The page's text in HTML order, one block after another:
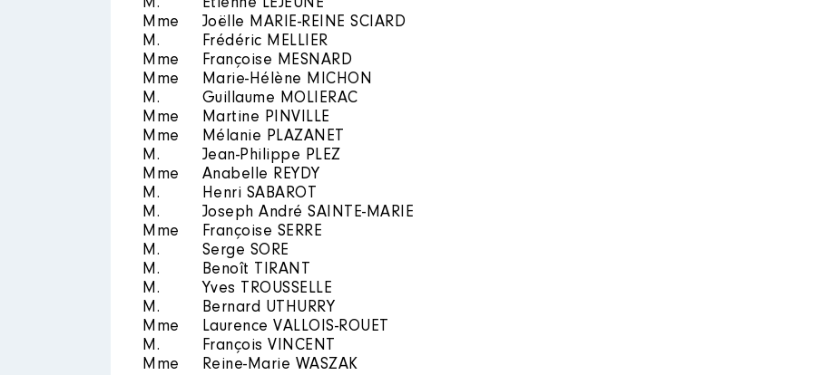
M.
Étienne LEJEUNE
Mme
Joëlle MARIE-REINE SCIARD
M.
Frédéric MELLIER
Mme
Françoise MESNARD
Mme
Marie-Hélène MICHON
M.
Guillaume MOLIERAC
Mme
Martine PINVILLE
Mme
Mélanie PLAZANET
M.
Jean-Philippe PLEZ
Mme
Anabelle REYDY
M.
Henri SABAROT
M.
Joseph André SAINTE-MARIE
Mme
Françoise SERRE
M.
Serge SORE
M.
Benoît TIRANT
M.
Yves TROUSSELLE
M.
Bernard UTHURRY
Mme
Laurence VALLOIS-ROUET
M.
François VINCENT
Mme
Reine-Marie WASZAK